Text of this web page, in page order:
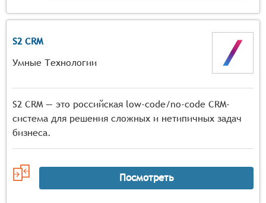
S2 CRM
Умные Технологии
S2 CRM — это российская low-code/no-code CRM-
система для решения сложных и нетипичных задач
бизнеса.
Посмотреть